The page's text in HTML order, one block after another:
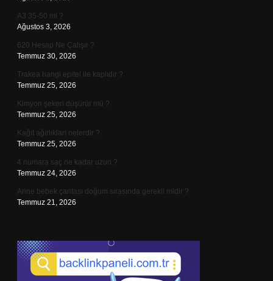
A3 35-50 mi ?
Ağustos 3, 2026
620 Hesap Ne Çalışır ?
Temmuz 30, 2026
Trakea hangi epitel ile kaplıdır ?
Temmuz 25, 2026
Kimyon şekeri düşürür mü ?
Temmuz 25, 2026
Kağıt ağırlıkları nelerdir ?
Temmuz 25, 2026
4 numara saç ne kadar uzun ?
Temmuz 24, 2026
Anne bebek çantası doğum sırasında gerekli midir ?
Temmuz 21, 2026